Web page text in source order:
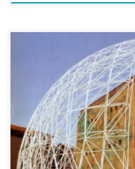
El Sistema de Naciones
tuvieron su día de Honor
aquel 8 de Septiembre
internacional de la
presidió los actos
de la […]